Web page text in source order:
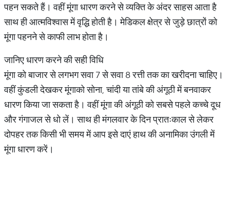
पहन सकते हैं। वहीं मूंगा धारण करने से व्यक्ति के अंदर साहस आता है
साथ ही आत्मविश्वास में वृद्धि होती है। मेडिकल क्षेत्र से जुड़े छात्रों को
मूंगा पहनने से काफी लाभ होता है।
जानिए धारण करने की सही विधि
मूंगा को बाजार से लगभग सवा 7 से सवा 8 रत्ती तक का खरीदना चाहिए।
वहीं कुंडली देखकर मूंगाको सोना, चांदी या तांबे की अंगूठी में बनवाकर
धारण किया जा सकता है। वहीं मूंगा की अंगूठी को सबसे पहले कच्चे दूध
और गंगाजल से धो लें। साथ ही मंगलवार के दिन प्रातःकाल से लेकर
दोपहर तक किसी भी समय में आप इसे दाएं हाथ की अनामिका उंगली में
मूंगा धारण करें।